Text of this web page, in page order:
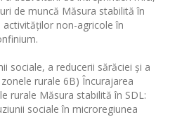
de muncă Măsura stabilită în
non-agricole în
sociale, a reducerii sărăciei și a
rurale 6B) Încurajarea
rurale Măsura stabilită în SDL:
sociale în microregiunea